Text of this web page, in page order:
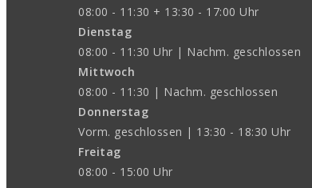
08:00 - 11:30 + 13:30 - 17:00 Uhr
Dienstag
08:00 - 11:30 Uhr | Nachm. geschlossen
Mittwoch
08:00 - 11:30 | Nachm. geschlossen
Donnerstag
Vorm. geschlossen | 13:30 - 18:30 Uhr
Freitag
08:00 - 15:00 Uhr